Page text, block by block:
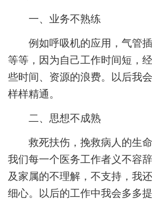
一、业务不熟练
例如呼吸机的应用，气管
等等，因为自己工作时间短，
些时间、资源的浪费。以后我
样样精通。
二、思想不成熟
救死扶伤，挽救病人的生
我们每一个医务工作者义不容
及家属的不理解，不支持，我
细心。以后的工作中我会多多